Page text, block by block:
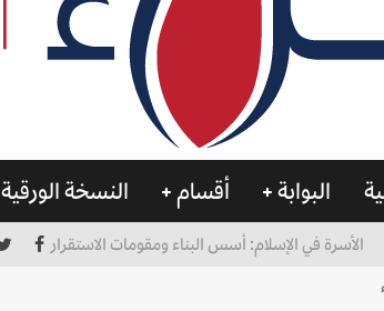
البوابة أقسام النسخة الورقية
الأسرة في الإسلام: أسس البناء ومقومات الاستقرار